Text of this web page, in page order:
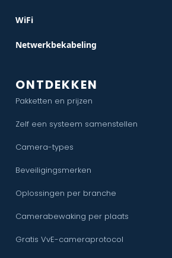
WiFi
Netwerkbekabeling
ONTDEKKEN
Pakketten en prijzen
Zelf een systeem samenstellen
Camera-types
Beveiligingsmerken
Oplossingen per branche
Camerabewaking per plaats
Gratis VvE-cameraprotocol